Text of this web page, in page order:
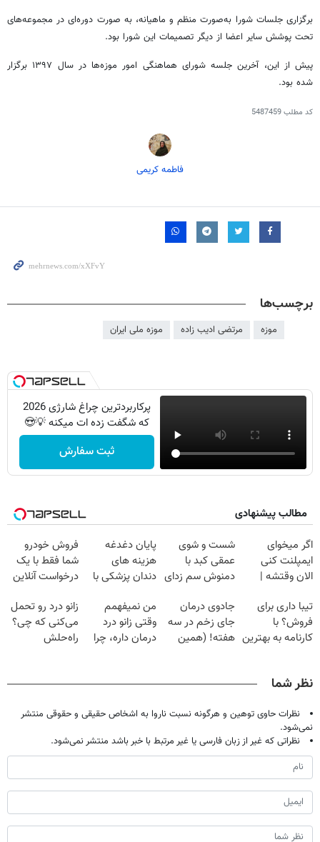
برگزاری جلسات شورا به‌صورت منظم و ماهیانه، به صورت دوره‌ای در مجموعه‌های
تحت پوشش سایر اعضا از دیگر تصمیمات این شورا بود.
پیش از این، آخرین جلسه شورای هماهنگی امور موزه‌ها در سال ۱۳۹۷ برگزار
شده بود.
کد مطلب5487459
فاطمه کریمی
برچسب‌ها
موزه مرتضی ادیب زاده موزه ملی ایران
پرکاربردترین چراغ شارژی 2026
که شگفت زده ات میکنه 💡😍
ثبت سفارش
مطالب پیشنهادی
اگر میخوای
ایمپلنت کنی
الان وقتشه |
میلیون تومان!!!
شست و شوی
عمقی کبد با
دمنوش سم زدای
پایان دغدغه
هزینه های
دندان پزشکی با
خانگی
فروش خودرو
شما فقط با یک
درخواست آنلاین
تیبا داری برای
فروش؟ با
کارنامه به بهترین
جادوی درمان
جای زخم در سه
هفته! (همین
من نمیفهمم
وقتی زانو درد
درمان داره، چرا
زانو درد رو تحمل
می‌کنی که چی؟
راه‌حلش
نظر شما
نظرات حاوی توهین و هرگونه نسبت ناروا به اشخاص حقیقی و حقوقی منتشر
نمی‌شود.
نظراتی که غیر از زبان فارسی یا غیر مرتبط با خبر باشد منتشر نمی‌شود.